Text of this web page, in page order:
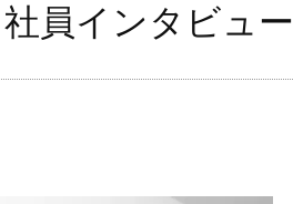
社員インタビュー